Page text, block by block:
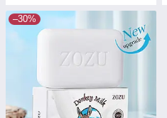
–30%